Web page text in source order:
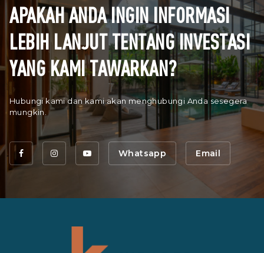
APAKAH ANDA INGIN INFORMASI
LEBIH LANJUT TENTANG INVESTASI
YANG KAMI TAWARKAN?
Hubungi kami dan kami akan menghubungi Anda sesegera
mungkin.
Whatsapp Email